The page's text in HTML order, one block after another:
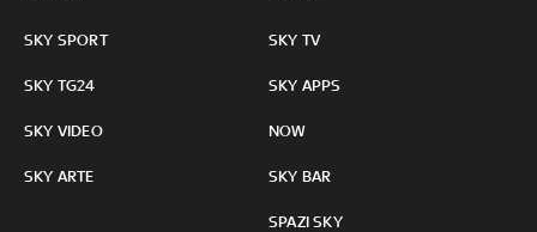
SKY SPORT
SKY TG24
SKY VIDEO
SKY ARTE
SKY TV
SKY APPS
NOW
SKY BAR
SPAZI SKY